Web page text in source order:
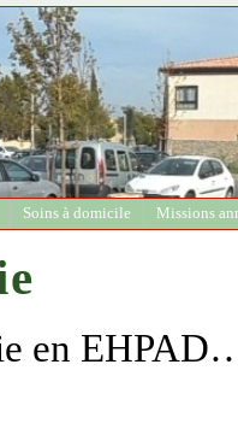
Soins à domicile Missions
en